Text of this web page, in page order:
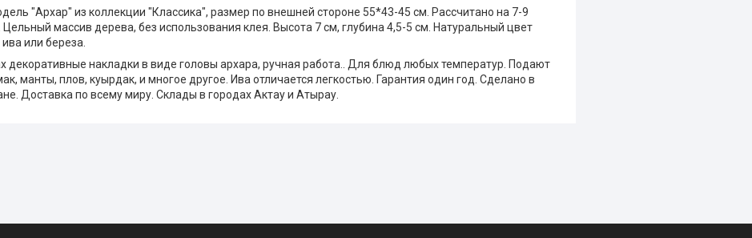
"Архар" из коллекции "Классика", размер по внешней стороне 55*43-45 см. Рассчитано на 7-9
Цельный массив дерева, без использования клея. Высота 7 см, глубина 4,5-5 см. Натуральный цвет
или береза.
декоративные накладки в виде головы архара, ручная работа.. Для блюд любых температур. Подают
манты, плов, куырдак, и многое другое. Ива отличается легкостью. Гарантия один год. Сделано в
Доставка по всему миру. Склады в городах Актау и Атырау.